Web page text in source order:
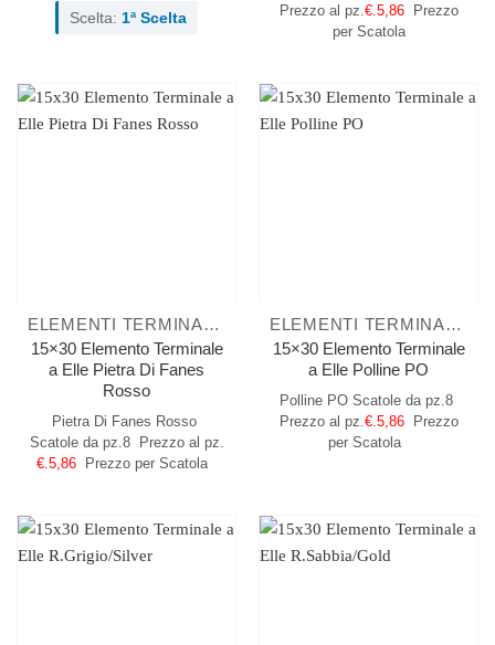
Scelta: 1ª Scelta
Prezzo al pz. €.5,86
Prezzo
per Scatola
ELEMENTI TERMINALI A ELLE
15×30 Elemento Terminale
a Elle Pietra Di Fanes
Rosso
Pietra Di Fanes Rosso
Scatole da pz.8
Prezzo al pz.
€.5,86
Prezzo per Scatola
ELEMENTI TERMINALI A ELLE
15×30 Elemento Terminale
a Elle Polline PO
Polline PO Scatole da pz.8
Prezzo al pz. €.5,86
Prezzo
per Scatola